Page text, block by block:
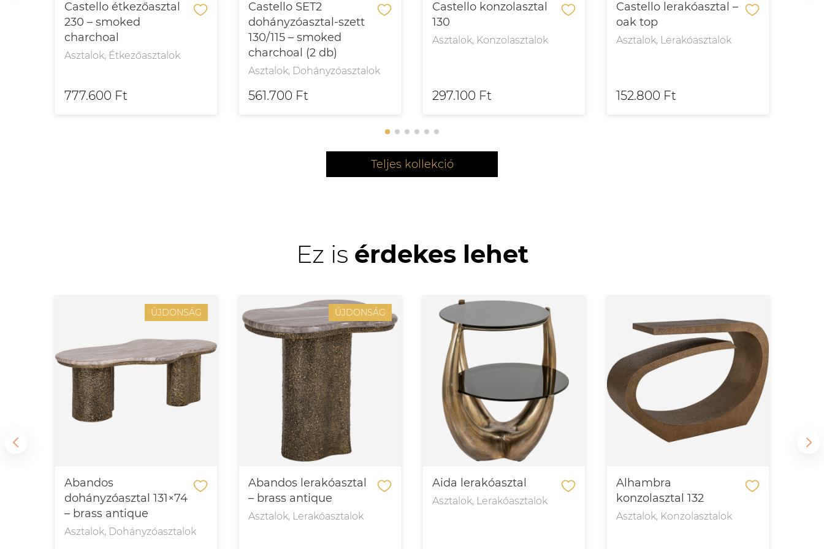
Castello étkezőasztal
230 – smoked
charchoal
Asztalok, Étkezőasztalok
777.600 Ft
Castello SET2
dohányzóasztal-szett
130/115 – smoked
charchoal (2 db)
Asztalok, Dohányzóasztalok
561.700 Ft
Castello konzolasztal
130
Asztalok, Konzolasztalok
297.100 Ft
Castello lerakóasztal –
oak top
Asztalok, Lerakóasztalok
152.800 Ft
Teljes kollekció
Ez is érdekes lehet
ÚJDONSÁG
Abandos
dohányzóasztal 131×74
– brass antique
Asztalok, Dohányzóasztalok
ÚJDONSÁG
Abandos lerakóasztal
– brass antique
Asztalok, Lerakóasztalok
Aida lerakóasztal
Asztalok, Lerakóasztalok
Alhambra
konzolasztal 132
Asztalok, Konzolasztalok